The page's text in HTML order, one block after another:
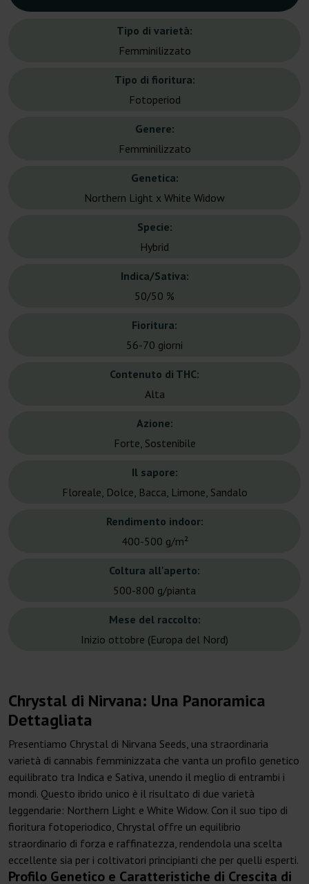
Tipo di varietà:
Femminilizzato
Tipo di fioritura:
Fotoperiod
Genere:
Femminilizzato
Genetica:
Northern Light x White Widow
Specie:
Hybrid
Indica/Sativa:
50/50 %
Fioritura:
56-70 giorni
Contenuto di THC:
Alta
Azione:
Forte, Sostenibile
Il sapore:
Floreale, Dolce, Bacca, Limone, Sandalo
Rendimento indoor:
400-500 g/m²
Coltura all'aperto:
500-800 g/pianta
Mese del raccolto:
Inizio ottobre (Europa del Nord)
Chrystal di Nirvana: Una Panoramica
Dettagliata
Presentiamo Chrystal di Nirvana Seeds, una straordinaria
varietà di cannabis femminizzata che vanta un profilo genetico
equilibrato tra Indica e Sativa, unendo il meglio di entrambi i
mondi. Questo ibrido unico è il risultato di due varietà
leggendarie: Northern Light e White Widow. Con il suo tipo di
fioritura fotoperiodico, Chrystal offre un equilibrio
straordinario di forza e raffinatezza, rendendola una scelta
eccellente sia per i coltivatori principianti che per quelli esperti.
Profilo Genetico e Caratteristiche di Crescita di